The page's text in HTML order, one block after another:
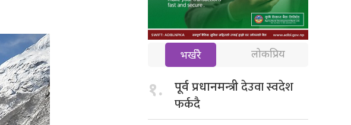
भर्खरै लोकप्रिय
१. पूर्व प्रधानमन्त्रीदेउवा स्वदेश
फर्कदै